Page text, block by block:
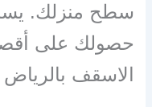
سطح منزلك.
حصولك على
الاسقف